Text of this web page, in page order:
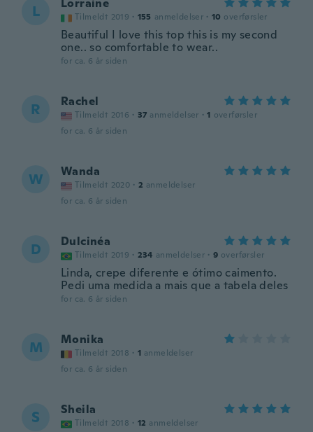
L Lorraine
Tilmeldt 2019 · 155 anmeldelser · 10 overførsler
Beautiful I love this top this is my second
one.. so comfortable to wear..
for ca. 6 år siden
R Rachel
Tilmeldt 2016 · 37 anmeldelser · 1 overførsler
for ca. 6 år siden
W Wanda
Tilmeldt 2020 · 2 anmeldelser
for ca. 6 år siden
D Dulcinéa
Tilmeldt 2019 · 234 anmeldelser · 9 overførsler
Linda, crepe diferente e ótimo caimento.
Pedi uma medida a mais que a tabela deles
for ca. 6 år siden
M Monika
Tilmeldt 2018 · 1 anmeldelser
for ca. 6 år siden
S Sheila
Tilmeldt 2018 · 12 anmeldelser